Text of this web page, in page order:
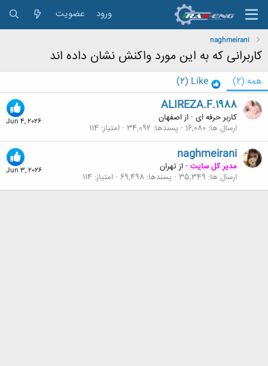
ورود عضویت
naghmeirani
کاربرانی که به این مورد واکنش نشان داده اند
همه (2)
Like
(2)
Jun 4, 2026
ALIREZA.F.1988
کاربر حرفه ای · ازاصفهان
ارسال ها 16,080 پسندها 34,092 امتیاز 114
Jun 3, 2026
naghmeirani
مدیر کل سایت · ازتهران
ارسال ها 35,349 پسندها 69,498 امتیاز 114